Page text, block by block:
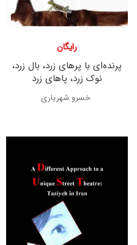
پرنده‌ای با پرهای زرد، بال زرد،
نوک زرد، پاهای زرد
رایگان
خسرو شهریاری